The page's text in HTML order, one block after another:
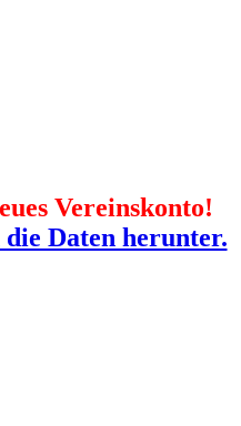
Vereinskonto!
Daten herunter.